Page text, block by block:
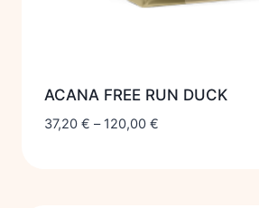
ACANA FREE RUN DUCK
37,20 € – 120,00 €